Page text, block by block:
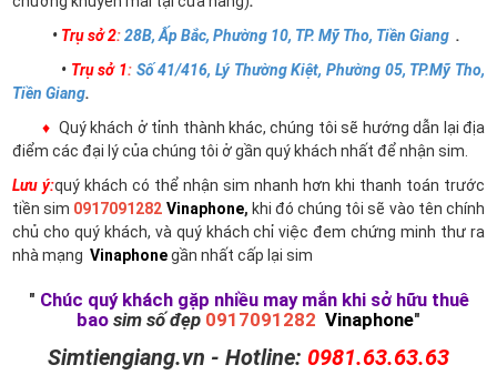
• Trụ sở 2:28B, Ấp Bắc, Phường 10, TP. Mỹ Tho, Tiền Giang .
• Trụ sở 1: Số 41/416, Lý Thường Kiệt, Phường 05, TP.Mỹ Tho,
Tiền Giang.
♦ Quý khách ở tỉnh thành khác, chúng tôi sẽ hướng dẫn lại địa
điểm các đại lý của chúng tôi ở gần quý khách nhất để nhận sim.
Lưu ý:quý khách có thể nhận sim nhanh hơn khi thanh toán trước
tiền sim 0917091282 Vinaphone, khi đó chúng tôi sẽ vào tên chính
chủ cho quý khách, và quý khách chỉ việc đem chứng minh thư ra
nhà mạng Vinaphonegần nhất cấp lại sim
" Chúc quý khách gặp nhiều may mắn khi sở hữu thuê
bao sim số đẹp 0917091282 Vinaphone"
Simtiengiang.vn - Hotline: 0981.63.63.63